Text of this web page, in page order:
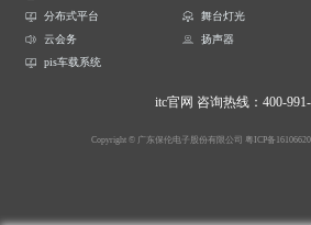
分布式平台
舞台灯光
云会务
扬声器
pis车载系统
itc官网 咨询热线：400-
Copyright © 广东保伦电子股份有限公司 粤ICP备